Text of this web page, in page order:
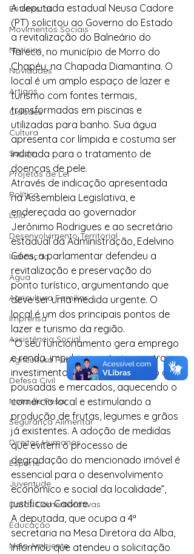
Entrevistas
Movimentos Sociais
Notícias
Novidades
Artigos
Cidades
Cultura
Saúde
Projetos de Lei
Política
Lula
Desenvolvimento Territorial
Indicação
Água
Agricultura Familiar
Imprensa
Assistência Social
Agricultura Familiar
Defesa Civil
Nota de Pesar
Segurança Alimentar
Direitos Humanos
Esporte
Juventude
Datas Comemorativas
Educação
Meio Ambiente
A deputada estadual Neusa Cadore
(PT) solicitou ao Governo do Estado
a revitalização do Balneário do
Tareco, no município de Morro do
Chapéu, na Chapada Diamantina. O
local é um amplo espaço de lazer e
turismo com fontes termais,
transformadas em piscinas e
utilizadas para banho. Sua água
apresenta cor límpida e costuma ser
indicada para o tratamento de
doenças de pele.
Através de indicação apresentada
na Assembleia Legislativa, e
endereçada ao governador
Jerônimo Rodrigues e ao secretário
estadual da Administração, Edelvino
Góes, a parlamentar defendeu a
revitalização e preservação do
ponto turístico, argumentando que
deve ser uma medida urgente. O
local é um dos principais pontos de
lazer e turismo da região.
“O seu funcionamento gera emprego
e renda, impulsiona o turismo, atrai
investimentos como a instalação de
pousadas e mercados, aquecendo o
comércio local e estimulando a
produção de frutas, legumes e grãos
já existentes. A adoção de medidas
que evitem o processo de
degradação do mencionado imóvel é
essencial para o desenvolvimento
econômico e social da localidade”,
justificou Cadore.
A deputada, que ocupa a 4ª
secretaria na Mesa Diretora da Alba,
informou que atendeu a solicitação